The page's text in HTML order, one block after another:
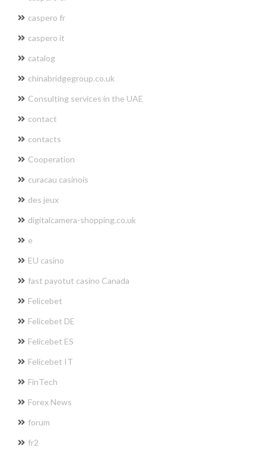
caspero fr
caspero it
catalog
chinabridgegroup.co.uk
Consulting services in the UAE
contact
contacts
Cooperation
curacau casinois
des jeux
digitalcamera-shopping.co.uk
e
EU casino
fast payotut casino Canada
Felicebet
Felicebet DE
Felicebet ES
Felicebet IT
FinTech
Forex News
forum
fr2